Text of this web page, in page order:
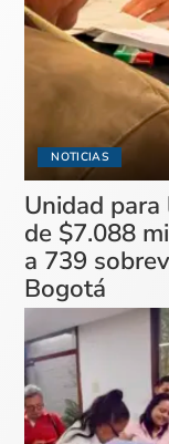
NOTICIAS
Unidad
de $7.088
a 739
Bogotá